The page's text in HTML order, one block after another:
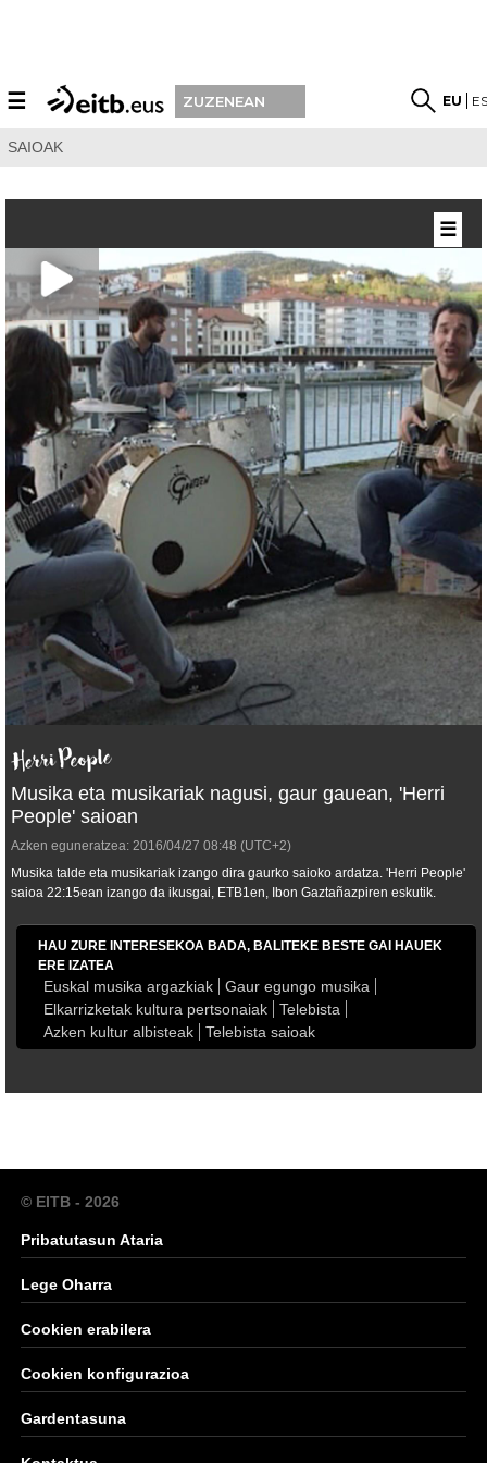
☰ ZUZENEAN EU
SAIOAK
Musika eta musikariak nagusi, gaur gauean, 'Herri
People' saioan
Azken eguneratzea: 2016/04/27 08:48 (UTC+2)
Musika talde eta musikariak izango dira gaurko saioko ardatza. 'Herri People'
saioa 22:15ean izango da ikusgai, ETB1en, Ibon Gaztañazpiren eskutik.
HAU ZURE INTERESEKOA BADA, BALITEKE BESTE GAI HAUEK
ERE IZATEA
Euskal musika argazkiak
Gaur egungo musika
Elkarrizketak kultura pertsonaiak
Telebista
Azken kultur albisteak
Telebista saioak
☰
© EITB - 2026
Pribatutasun Ataria
Lege Oharra
Cookien erabilera
Cookien konfigurazioa
Gardentasuna